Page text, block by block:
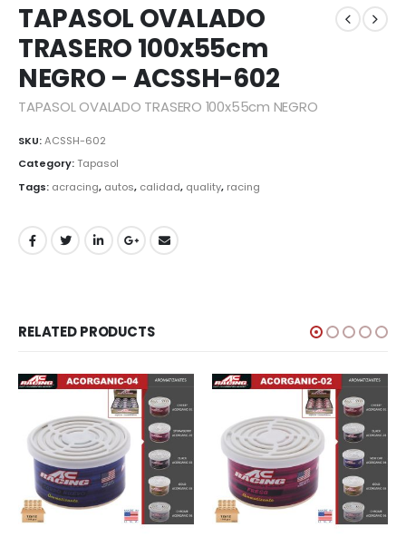
TAPASOL OVALADO
TRASERO 100x55cm
NEGRO – ACSSH-602
TAPASOL OVALADO TRASERO 100x55cm NEGRO
SKU:ACSSH-602
Category:Tapasol
Tags: acracing, autos, calidad, quality, racing
RELATED PRODUCTS